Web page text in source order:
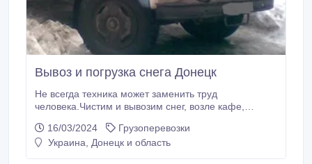
Вывоз и погрузка снега Донецк
Не всегда техника может заменить труд
человека.Чистим и вывозим снег, возле кафе,
Работаем во всех районах города Донецка а также
часть Макеевки. Быстро и качественно.Всегда и
16/03/2024
Грузоперевозки
Украина, Донецк и область